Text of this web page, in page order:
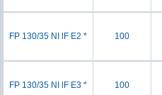
FP 130/35 NI lF E2 * 100
FP 130/35 NI lF E3 * 100